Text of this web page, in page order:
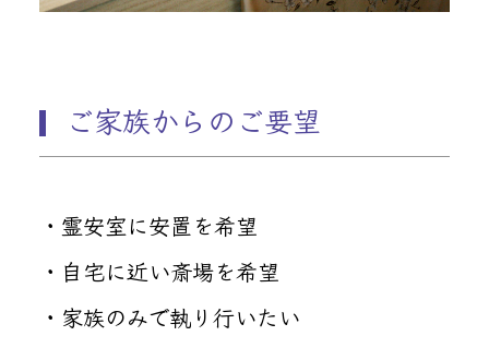
ご家族からのご要望
・霊安室に安置を希望
・自宅に近い斎場を希望
・家族のみで執り行いたい